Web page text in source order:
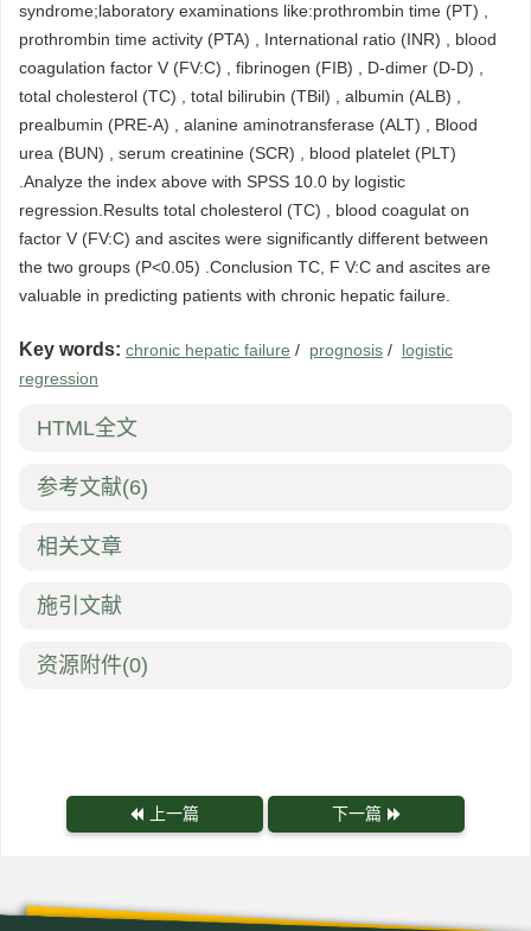
syndrome;laboratory examinations like:prothrombin time (PT) ,
prothrombin time activity (PTA) , International ratio (INR) , blood
coagulation factor V (FV:C) , fibrinogen (FIB) , D-dimer (D-D) ,
total cholesterol (TC) , total bilirubin (TBil) , albumin (ALB) ,
prealbumin (PRE-A) , alanine aminotransferase (ALT) , Blood
urea (BUN) , serum creatinine (SCR) , blood platelet (PLT)
.Analyze the index above with SPSS 10.0 by logistic
regression.Results total cholesterol (TC) , blood coagulat on
factor V (FV:C) and ascites were significantly different between
the two groups (P<0.05) .Conclusion TC, F V:C and ascites are
valuable in predicting patients with chronic hepatic failure.
Key words: chronic hepatic failure / prognosis / logistic
regression
HTML全文
参考文献(6)
相关文章
施引文献
资源附件(0)
上一篇 下一篇